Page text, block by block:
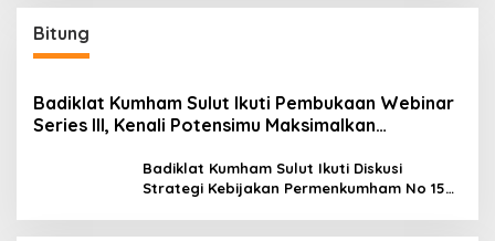
Bitung
Badiklat Kumham Sulut Ikuti Pembukaan Webinar
Series III, Kenali Potensimu Maksimalkan
Badiklat Kumham Sulut Ikuti Diskusi
Strategi Kebijakan Permenkumham No 15